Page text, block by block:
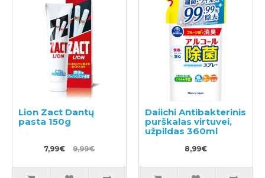
Lion Zact Dantų
pasta 150g
7,99€ 9,99€
Daiichi Antibakterinis
purškalas virtuvei,
užpildas 360ml
8,99€